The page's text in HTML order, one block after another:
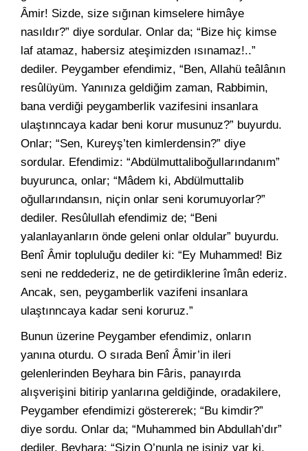
Âmir! Sizde, size sığınan kimselere himâye
nasıldır?” diye sordular. Onlar da; “Bize hiç kimse
laf atamaz, habersiz ateşimizden ısınamaz!..”
dediler. Peygamber efendimiz, “Ben, Allahü teâlânın
resûlüyüm. Yanınıza geldiğim zaman, Rabbimin,
bana verdiği peygamberlik vazifesini insanlara
ulaştınncaya kadar beni korur musunuz?” buyurdu.
Onlar; “Sen, Kureyş’ten kimlerdensin?” diye
sordular. Efendimiz: “Abdülmuttaliboğullarındanım”
buyurunca, onlar; “Mâdem ki, Abdülmuttalib
oğullarındansın, niçin onlar seni korumuyorlar?”
dediler. Resûlullah efendimiz de; “Beni
yalanlayanların önde geleni onlar oldular” buyurdu.
Benî Âmir topluluğu dediler ki: “Ey Muhammed! Biz
seni ne reddederiz, ne de getirdiklerine îmân ederiz.
Ancak, sen, peygamberlik vazifeni insanlara
ulaştınncaya kadar seni koruruz.”
Bunun üzerine Peygamber efendimiz, onların
yanına oturdu. O sırada Benî Âmir’in ileri
gelenlerinden Beyhara bin Fâris, panayırda
alışverişini bitirip yanlarına geldiğinde, oradakilere,
Peygamber efendimizi göstererek; “Bu kimdir?”
diye sordu. Onlar da; “Muhammed bin Abdullah’dır”
dediler. Beyhara; “Sizin O’nunla ne işiniz var ki,